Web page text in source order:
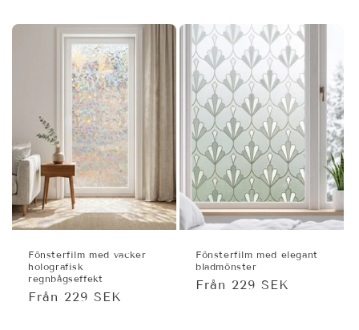
Fönsterfilm med vacker
holografisk
regnbågseffekt
Ordinarie
Från 229 SEK
Fönsterfilm med elegant
bladmönster
Ordinarie
Från 229 SEK